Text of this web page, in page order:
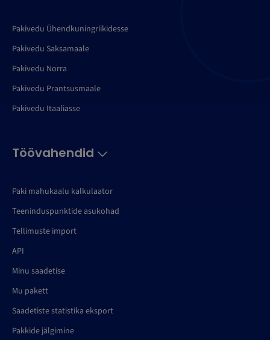
Pakivedu Ühendkuningriikidesse
Pakivedu Saksamaale
Pakivedu Norra
Pakivedu Prantsusmaale
Pakivedu Itaaliasse
Töövahendid
Paki mahukaalu kalkulaator
Teeninduspunktide asukohad
Tellimuste import
API
Minu saadetise
Mu pakett
Saadetiste statistika eksport
Pakkide jälgimine